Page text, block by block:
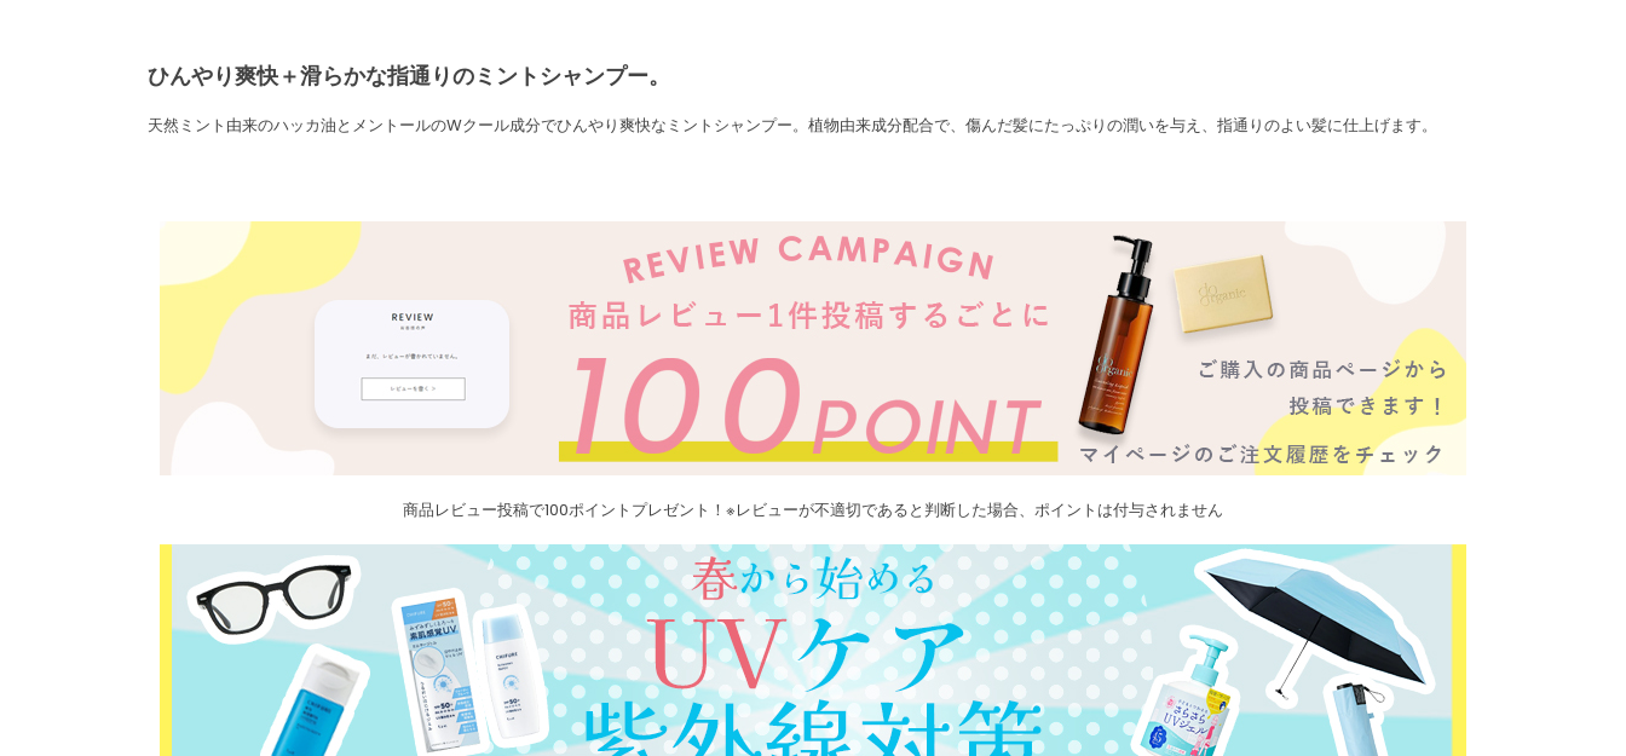
ひんやり爽快＋滑らかな指通りのミントシャンプー。
天然ミント由来のハッカ油とメントールのWクール成分でひんやり爽快なミントシャンプー。植物由来成分配合で、傷んだ髪にたっぷりの潤いを与え、指通りのよい髪に仕上げます。
商品レビュー投稿で100ポイントプレゼント！※レビューが不適切であると判断した場合、ポイントは付与されません